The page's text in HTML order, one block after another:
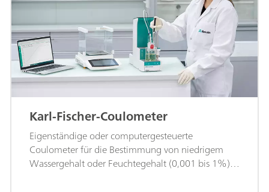
Karl-Fischer-Coulometer
Eigenständige oder computergesteuerte
Coulometer für die Bestimmung von niedrigem
Wassergehalt oder Feuchtegehalt (0,001 bis 1%)